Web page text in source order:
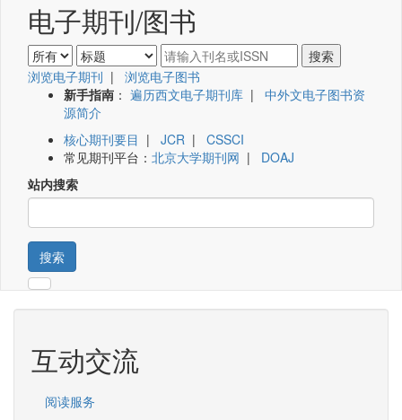
电子期刊/图书
浏览电子期刊 | 浏览电子图书
新手指南 ： 遍历西文电子期刊库 | 中外文电子图书资
源简介
核心期刊要目 | JCR | CSSCI
常见期刊平台： 北京大学期刊网 | DOAJ
站内搜索
搜索
互动交流
阅读服务